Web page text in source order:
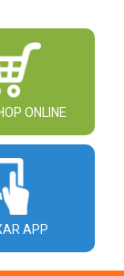
ONLINE
APP